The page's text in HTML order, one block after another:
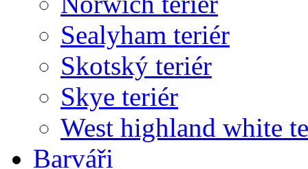
Sealyham teriér
Skotský teriér
Skye teriér
West highland white
Barváři